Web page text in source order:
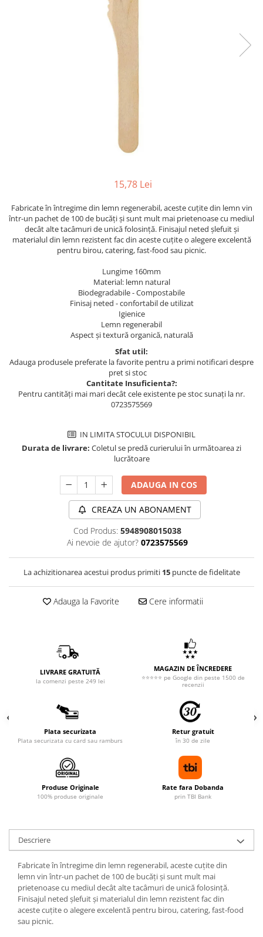
15,78 Lei
Fabricate în întregime din lemn regenerabil, aceste cuțite din lemn vin
într-un pachet de 100 de bucăți și sunt mult mai prietenoase cu mediul
decât alte tacâmuri de unică folosință. Finisajul neted șlefuit și
materialul din lemn rezistent fac din aceste cuțite o alegere excelentă
pentru birou, catering, fast-food sau picnic.
Lungime 160mm
Material: lemn natural
Biodegradabile - Compostabile
Finisaj neted - confortabil de utilizat
Igienice
Lemn regenerabil
Aspect și textură organică, naturală
Sfat util:
Adauga produsele preferate la favorite pentru a primi notificari despre
pret si stoc
Cantitate Insuficienta?:
Pentru cantități mai mari decât cele existente pe stoc sunați la nr.
0723575569
IN LIMITA STOCULUI DISPONIBIL
Durata de livrare: Coletul se predă curierului în următoarea zi
lucrătoare
ADAUGA IN COS
CREAZA UN ABONAMENT
Cod Produs: 5948908015038
Ai nevoie de ajutor? 0723575569
La achizitionarea acestui produs primiti 15puncte de fidelitate
Adauga la Favorite Cere informatii
LIVRARE GRATUITĂ
la comenzi peste 249 lei
MAGAZIN DE ÎNCREDERE
⭐⭐⭐⭐⭐ pe Google din peste 1500 de
recenzii
Plata securizata
Plata securizata cu card sau ramburs
Retur gratuit
în 30 de zile
Produse Originale
100% produse originale
Rate fara Dobanda
prin TBI Bank
Descriere
Fabricate în întregime din lemn regenerabil, aceste cuțite din
lemn vin într-un pachet de 100 de bucăți și sunt mult mai
prietenoase cu mediul decât alte tacâmuri de unică folosință.
Finisajul neted șlefuit și materialul din lemn rezistent fac din
aceste cuțite o alegere excelentă pentru birou, catering, fast-food
sau picnic.